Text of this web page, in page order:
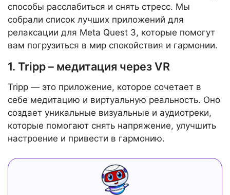
способы расслабиться и снять стресс. Мы
собрали список лучших приложений для
релаксации для Meta Quest 3, которые помогут
вам погрузиться в мир спокойствия и гармонии.
1. Tripp – медитация через VR
Tripp — это приложение, которое сочетает в
себе медитацию и виртуальную реальность. Оно
создает уникальные визуальные и аудиотреки,
которые помогают снять напряжение, улучшить
настроение и привести в гармонию.